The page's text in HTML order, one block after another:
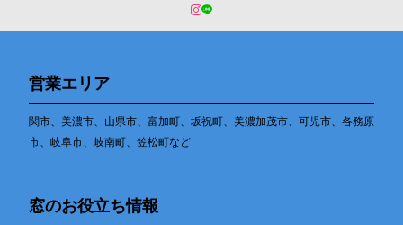
営業エリア
関市、美濃市、山県市、富加町、坂祝町、美濃加茂市、可児市、各務原
市、岐阜市、岐南町、笠松町など
窓のお役立ち情報